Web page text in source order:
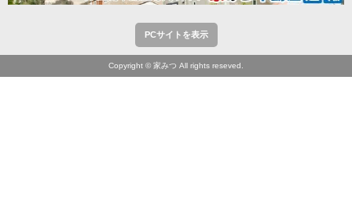
PCサイトを表示
Copyright © 家みつ All rights reseved.